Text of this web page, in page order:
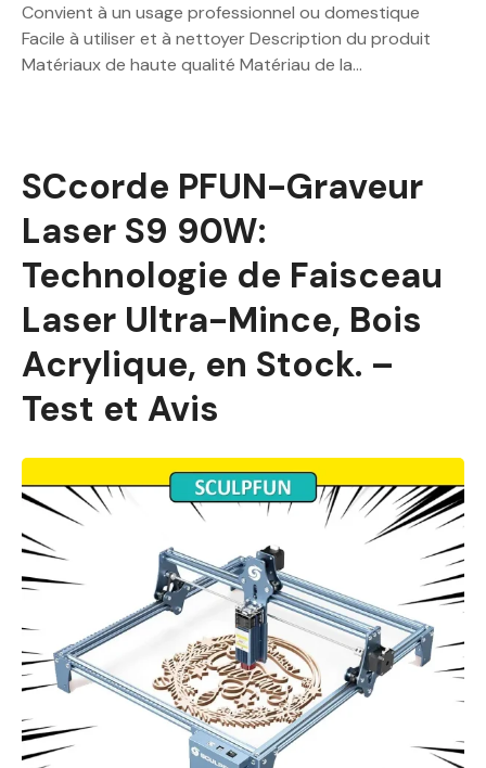
Convient à un usage professionnel ou domestique
Facile à utiliser et à nettoyer Description du produit
Matériaux de haute qualité Matériau de la…
SCcorde PFUN-Graveur
Laser S9 90W:
Technologie de Faisceau
Laser Ultra-Mince, Bois
Acrylique, en Stock. –
Test et Avis